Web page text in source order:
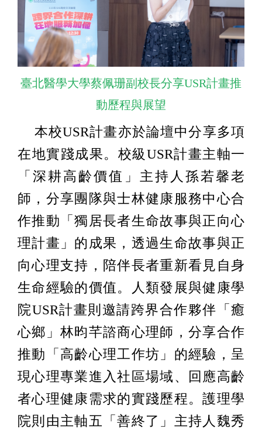
臺北醫學大學蔡佩珊副校長分享USR計畫推
動歷程與展望
本校USR計畫亦於論壇中分享多項
在地實踐成果。校級USR計畫主軸一
「深耕高齡價值」主持人孫若馨老
師，分享團隊與士林健康服務中心合
作推動「獨居長者生命故事與正向心
理計畫」的成果，透過生命故事與正
向心理支持，陪伴長者重新看見自身
生命經驗的價值。人類發展與健康學
院USR計畫則邀請跨界合作夥伴「癒
心鄉」林昀芊諮商心理師，分享合作
推動「高齡心理工作坊」的經驗，呈
現心理專業進入社區場域、回應高齡
者心理健康需求的實踐歷程。護理學
院則由主軸五「善終了」主持人魏秀